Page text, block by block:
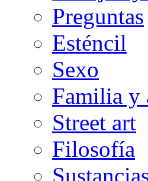
Preguntas
Esténcil
Sexo
Familia y
Street art
Filosofía